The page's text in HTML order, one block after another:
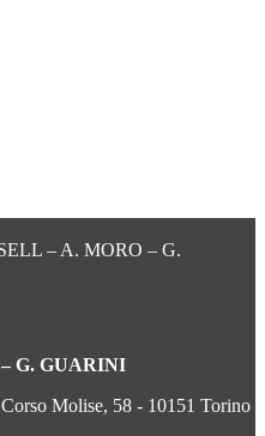
– A. MORO – G.
G. GUARINI
Molise, 58 - 10151 Torino